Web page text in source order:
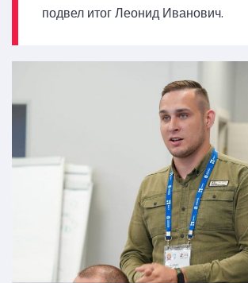
подвел итог Леонид Иванович.